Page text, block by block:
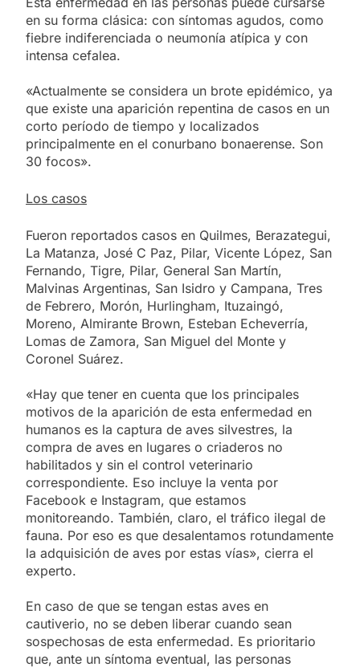
en su forma clásica: con síntomas agudos, como
fiebre indiferenciada o neumonía atípica y con
intensa cefalea.
«Actualmente se considera un brote epidémico, ya
que existe una aparición repentina de casos en un
corto período de tiempo y localizados
principalmente en el conurbano bonaerense. Son
30 focos».
Los casos
Fueron reportados casos en Quilmes, Berazategui,
La Matanza, José C Paz, Pilar, Vicente López, San
Fernando, Tigre, Pilar, General San Martín,
Malvinas Argentinas, San Isidro y Campana, Tres
de Febrero, Morón, Hurlingham, Ituzaingó,
Moreno, Almirante Brown, Esteban Echeverría,
Lomas de Zamora, San Miguel del Monte y
Coronel Suárez.
«Hay que tener en cuenta que los principales
motivos de la aparición de esta enfermedad en
humanos es la captura de aves silvestres, la
compra de aves en lugares o criaderos no
habilitados y sin el control veterinario
correspondiente. Eso incluye la venta por
Facebook e Instagram, que estamos
monitoreando. También, claro, el tráfico ilegal de
fauna. Por eso es que desalentamos rotundamente
la adquisición de aves por estas vías», cierra el
experto.
En caso de que se tengan estas aves en
cautiverio, no se deben liberar cuando sean
sospechosas de esta enfermedad. Es prioritario
que, ante un síntoma eventual, las personas